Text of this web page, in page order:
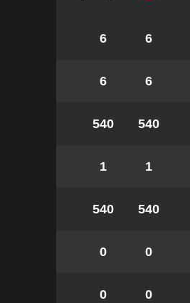
6
6
6
6
540
540
1
1
540
540
0
0
0
0